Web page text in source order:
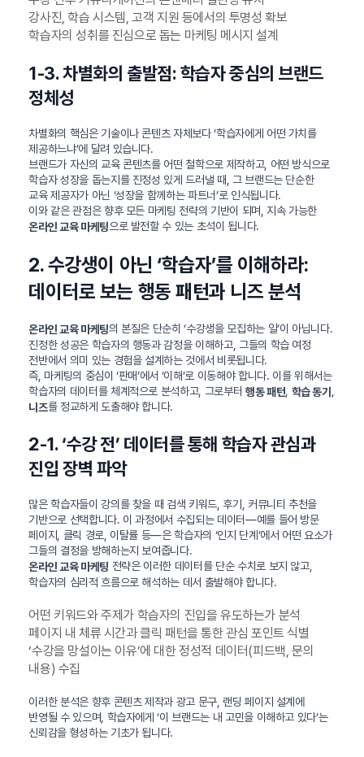
강사진, 학습 시스템, 고객 지원 등에서의 투명성 확보
학습자의 성취를 진심으로 돕는 마케팅 메시지 설계
1-3. 차별화의 출발점: 학습자 중심의 브랜드
정체성
차별화의 핵심은 기술이나 콘텐츠 자체보다 ‘학습자에게 어떤 가치를
제공하느냐’에 달려 있습니다.
브랜드가 자신의 교육 콘텐츠를 어떤 철학으로 제작하고, 어떤 방식으로
학습자 성장을 돕는지를 진정성 있게 드러낼 때, 그 브랜드는 단순한
교육 제공자가 아닌 ‘성장을 함께하는 파트너’로 인식됩니다.
이와 같은 관점은 향후 모든 마케팅 전략의 기반이 되며, 지속 가능한
온라인 교육 마케팅으로 발전할 수 있는 초석이 됩니다.
2. 수강생이 아닌 ‘학습자’를 이해하라:
데이터로 보는 행동 패턴과 니즈 분석
온라인 교육 마케팅의 본질은 단순히 ‘수강생을 모집하는 일’이 아닙니다.
진정한 성공은 학습자의 행동과 감정을 이해하고, 그들의 학습 여정
전반에서 의미 있는 경험을 설계하는 것에서 비롯됩니다.
즉, 마케팅의 중심이 ‘판매’에서 ‘이해’로 이동해야 합니다. 이를 위해서는
학습자의 데이터를 체계적으로 분석하고, 그로부터 행동 패턴 학습 동기
니즈를 정교하게 도출해야 합니다.
2-1. ‘수강 전’ 데이터를 통해 학습자 관심과
진입 장벽 파악
많은 학습자들이 강의를 찾을 때 검색 키워드, 후기, 커뮤니티 추천을
기반으로 선택합니다. 이 과정에서 수집되는 데이터—예를 들어 방문
페이지, 클릭 경로, 이탈률 등—은 학습자의 ‘인지 단계’에서 어떤 요소가
그들의 결정을 방해하는지 보여줍니다.
온라인 교육 마케팅 전략은 이러한 데이터를 단순 수치로 보지 않고,
학습자의 심리적 흐름으로 해석하는 데서 출발해야 합니다.
어떤 키워드와 주제가 학습자의 진입을 유도하는가 분석
페이지 내 체류 시간과 클릭 패턴을 통한 관심 포인트 식별
‘수강을 망설이는 이유’에 대한 정성적 데이터(피드백, 문의
내용) 수집
이러한 분석은 향후 콘텐츠 제작과 광고 문구, 랜딩 페이지 설계에
반영될 수 있으며, 학습자에게 ‘이 브랜드는 내 고민을 이해하고 있다’는
신뢰감을 형성하는 기초가 됩니다.